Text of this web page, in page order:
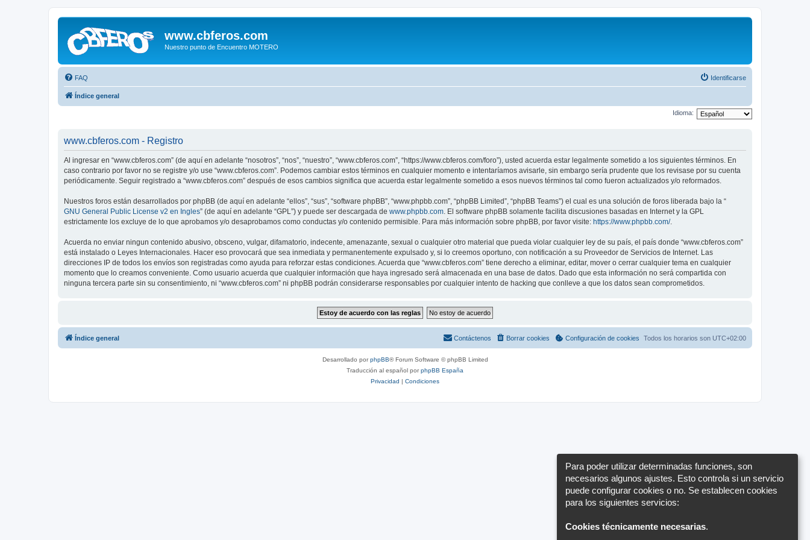
www.cbferos.com
Nuestro punto de Encuentro MOTERO
FAQ Identificarse
Índice general
Idioma:
www.cbferos.com - Registro
Al ingresar en “www.cbferos.com” (de aquí en adelante “nosotros”, “nos”, “nuestro”, “www.cbferos.com”, “https://www.cbferos.com/foro”), usted acuerda estar legalmente sometido a los siguientes términos. En
caso contrario por favor no se registre y/o use “www.cbferos.com”. Podemos cambiar estos términos en cualquier momento e intentaríamos avisarle, sin embargo sería prudente que los revisase por su cuenta
periódicamente. Seguir registrado a “www.cbferos.com” después de esos cambios significa que acuerda estar legalmente sometido a esos nuevos términos tal como fueron actualizados y/o reformados.
Nuestros foros están desarrollados por phpBB (de aquí en adelante “ellos”, “sus”, “software phpBB”, “www.phpbb.com”, “phpBB Limited”, “phpBB Teams”) el cual es una solución de foros liberada bajo la “
GNU General Public License v2 en Ingles” (de aquí en adelante “GPL”) y puede ser descargada de www.phpbb.com. El software phpBB solamente facilita discusiones basadas en Internet y la GPL
estrictamente los excluye de lo que aprobamos y/o desaprobamos como conductas y/o contenido permisible. Para más información sobre phpBB, por favor visite: https://www.phpbb.com/.
Acuerda no enviar ningun contenido abusivo, obsceno, vulgar, difamatorio, indecente, amenazante, sexual o cualquier otro material que pueda violar cualquier ley de su país, el país donde “www.cbferos.com”
está instalado o Leyes Internacionales. Hacer eso provocará que sea inmediata y permanentemente expulsado y, si lo creemos oportuno, con notificación a su Proveedor de Servicios de Internet. Las
direcciones IP de todos los envíos son registradas como ayuda para reforzar estas condiciones. Acuerda que “www.cbferos.com” tiene derecho a eliminar, editar, mover o cerrar cualquier tema en cualquier
momento que lo creamos conveniente. Como usuario acuerda que cualquier información que haya ingresado será almacenada en una base de datos. Dado que esta información no será compartida con
ninguna tercera parte sin su consentimiento, ni “www.cbferos.com” ni phpBB podrán considerarse responsables por cualquier intento de hacking que conlleve a que los datos sean comprometidos.
Índice general Todos los horarios son UTC+02:00
Configuración de cookies
Borrar cookies
Contáctenos
Desarrollado porphpBB® Forum Software © phpBB Limited
Traducción al español porphpBB España
Privacidad | Condiciones
Para poder utilizar determinadas funciones, son
necesarios algunos ajustes. Esto controla si un servicio
puede configurar cookies o no. Se establecen cookies
para los siguientes servicios:
Cookies técnicamente necesarias.